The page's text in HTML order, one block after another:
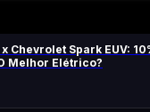
x Chevrolet Spark EUV:
Melhor Elétrico?